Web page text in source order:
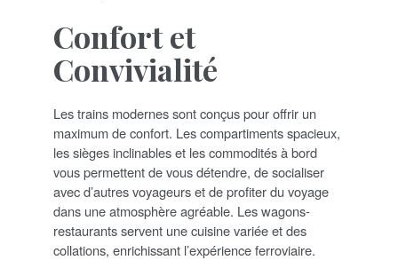
Confort et
Convivialité
Les trains modernes sont conçus pour offrir un
maximum de confort. Les compartiments spacieux,
les sièges inclinables et les commodités à bord
vous permettent de vous détendre, de socialiser
avec d’autres voyageurs et de profiter du voyage
dans une atmosphère agréable. Les wagons-
restaurants servent une cuisine variée et des
collations, enrichissant l’expérience ferroviaire.